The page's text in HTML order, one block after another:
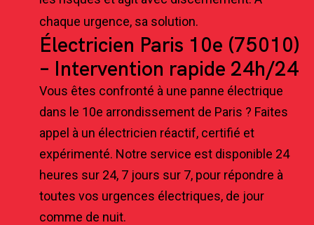
chaque urgence, sa solution.
Électricien Paris 10e (75010)
– Intervention rapide 24h/24
Vous êtes confronté à une panne électrique
dans le 10e arrondissement de Paris ? Faites
appel à un électricien réactif, certifié et
expérimenté. Notre service est disponible 24
heures sur 24, 7 jours sur 7, pour répondre à
toutes vos urgences électriques, de jour
comme de nuit.